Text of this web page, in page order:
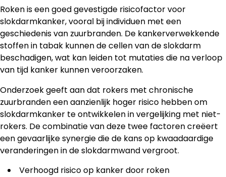
Roken is een goed gevestigde risicofactor voor
slokdarmkanker, vooral bij individuen met een
geschiedenis van zuurbranden. De kankerverwekkende
stoffen in tabak kunnen de cellen van de slokdarm
beschadigen, wat kan leiden tot mutaties die na verloop
van tijd kanker kunnen veroorzaken.
Onderzoek geeft aan dat rokers met chronische
zuurbranden een aanzienlijk hoger risico hebben om
slokdarmkanker te ontwikkelen in vergelijking met niet-
rokers. De combinatie van deze twee factoren creëert
een gevaarlijke synergie die de kans op kwaadaardige
veranderingen in de slokdarmwand vergroot.
Verhoogd risico op kanker door roken